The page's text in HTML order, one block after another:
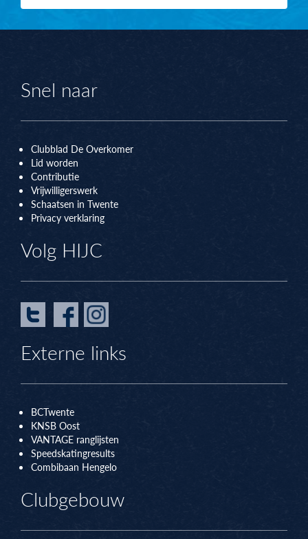
Snel naar
Clubblad De Overkomer
Lid worden
Contributie
Vrijwilligerswerk
Schaatsen in Twente
Privacy verklaring
Volg HIJC
Externe links
BCTwente
KNSB Oost
VANTAGE ranglijsten
Speedskatingresults
Combibaan Hengelo
Clubgebouw